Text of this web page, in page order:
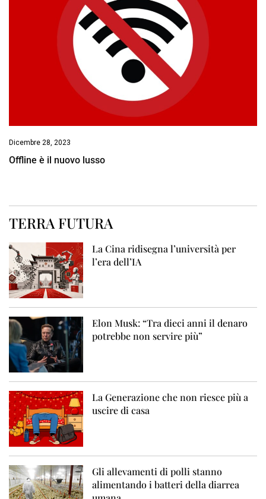
Dicembre 28, 2023
Offline è il nuovo lusso
TERRA FUTURA
La Cina ridisegna l’università per
l’era dell’IA
Elon Musk: “Tra dieci anni il denaro
potrebbe non servire più”
La Generazione che non riesce più a
uscire di casa
Gli allevamenti di polli stanno
alimentando i batteri della diarrea